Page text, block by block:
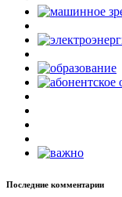
Последние комментарии